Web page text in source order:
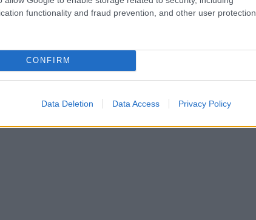
functionality and fraud prevention, and other user protection.
CONFIRM
Data Deletion Data Access Privacy Policy